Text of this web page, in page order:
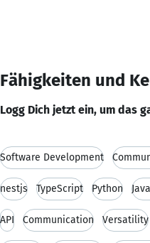
Fähigkeiten und
Logg Dich jetzt ein, um das
Software Development
nestjs TypeScript Python
API Communication Versatility